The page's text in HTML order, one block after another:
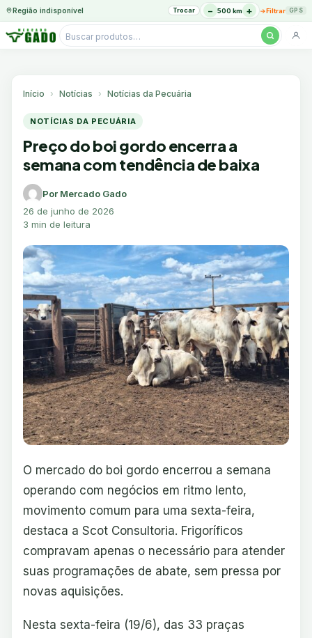
Região indisponível Trocar − 500 km + →Filtrar GPS
Pesquisar
Início Notícias Notícias da Pecuária
NOTÍCIAS DA PECUÁRIA
Preço do boi gordo encerra a
semana com tendência de baixa
Por Mercado Gado
26 de junho de 2026
3 min de leitura
O mercado do boi gordo encerrou a semana
operando com negócios em ritmo lento,
movimento comum para uma sexta-feira,
destaca a Scot Consultoria. Frigoríficos
compravam apenas o necessário para atender
suas programações de abate, sem pressa por
novas aquisições.
Nesta sexta-feira (19/6), das 33 praças